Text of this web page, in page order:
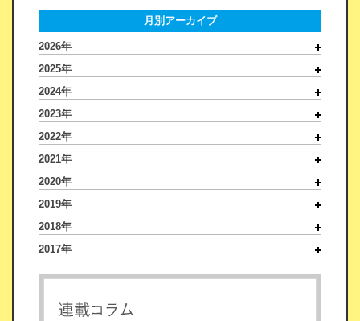
月別アーカイブ
2026年
2025年
2024年
2023年
2022年
2021年
2020年
2019年
2018年
2017年